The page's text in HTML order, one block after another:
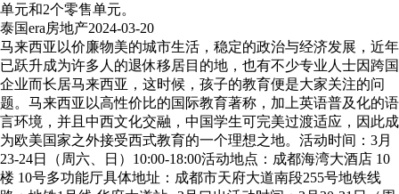
单元和2个零售单元。
泰国era房地产2024-03-20
马来西亚以价廉物美的城市生活，稳定的政治与经济发展，近年
已跃升成为许多人的退休移居目的地，也有不少专业人士因跨国
企业而长居马来西亚，这时候，孩子的教育便是大家关注的问
题。马来西亚以高性价比的国际教育著称，加上英语普及化的语
言环境，并且中西文化交融，中国学生可完美过渡适应，因此成
为欧美国家之外接受西式教育的一个理想之地。活动时间：3月
23-24日（周六、日）10:00-18:00活动地点：成都海湾大酒店 10
楼 10号多功能厅具体地址：成都市天府大道南段255号地铁线